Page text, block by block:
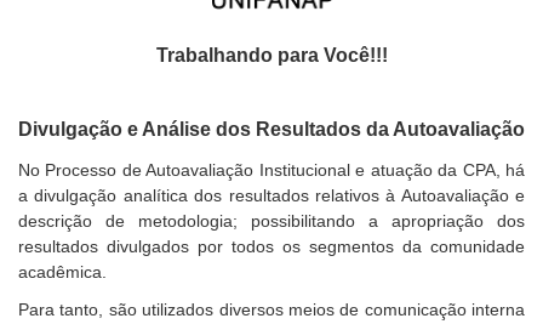
Trabalhando para Você!!!
Divulgação e Análise dos Resultados da Autoavaliação
No Processo de Autoavaliação Institucional e atuação da CPA, há
a divulgação analítica dos resultados relativos à Autoavaliação e
descrição de metodologia; possibilitando a apropriação dos
resultados divulgados por todos os segmentos da comunidade
acadêmica.
Para tanto, são utilizados diversos meios de comunicação interna